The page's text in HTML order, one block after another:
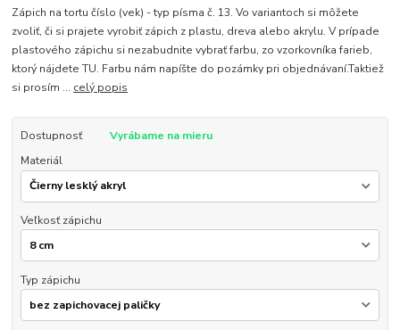
Zápich na tortu číslo (vek) - typ písma č. 13. Vo variantoch si môžete
zvoliť, či si prajete vyrobiť zápich z plastu, dreva alebo akrylu. V prípade
plastového zápichu si nezabudnite vybrať farbu, zo vzorkovníka farieb,
ktorý nájdete TU. Farbu nám napíšte do pozámky pri objednávaní.Taktiež
si prosím ... celý popis
Dostupnosť
Vyrábame na mieru
Materiál
Veľkosť zápichu
Typ zápichu